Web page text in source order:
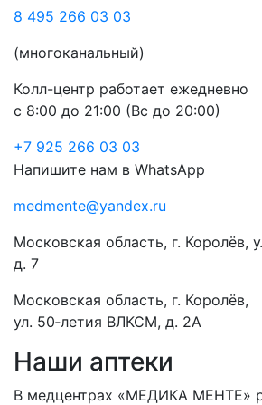
8 495 266 03 03
(многоканальный)
Колл-центр работает ежедневно
с 8:00 до 21:00 (Вс до 20:00)
+7 925 266 03 03
Напишите нам в WhatsApp
medmente@yandex.ru
Московская область, г. Королёв,
д. 7
Московская область, г. Королёв,
ул. 50‑летия ВЛКСМ, д. 2А
Наши аптеки
В медцентрах «МЕДИКА МЕНТЕ»